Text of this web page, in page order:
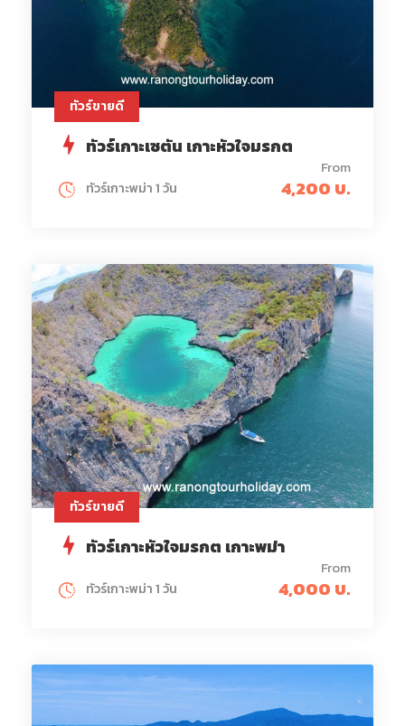
ทัวร์ขายดี
ทัวร์เกาะเซตัน เกาะหัวใจมรกต
From
4,200 บ.
ทัวร์เกาะพม่า 1 วัน
ทัวร์ขายดี
ทัวร์เกาะหัวใจมรกต เกาะพม่า
From
4,000 บ.
ทัวร์เกาะพม่า 1 วัน